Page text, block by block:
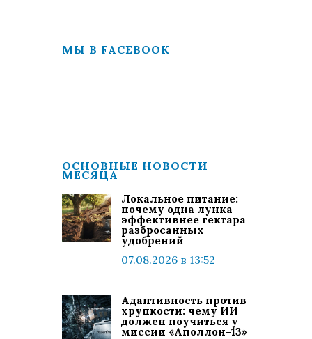
МЫ В FACEBOOK
ОСНОВНЫЕ НОВОСТИ
МЕСЯЦА
Локальное питание:
почему одна лунка
эффективнее гектара
разбросанных
удобрений
07.08.2026 в 13:52
Адаптивность против
хрупкости: чему ИИ
должен поучиться у
миссии «Аполлон-13»